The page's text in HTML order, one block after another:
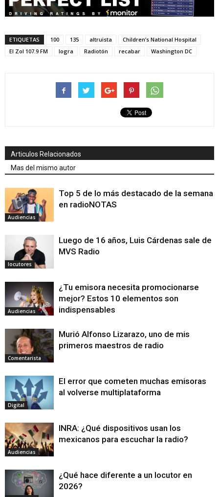
ETIQUETAS 100 135 altruista
Children’s National Hospital
El Zol 107.9 FM
logra Radiotón recabar Washington DC
Articulos Relacionados
Mas del mismo autor
Audiencias
Top 5 de lo más destacado de la semana
en radioNOTAS
locutores
Luego de 16 años, Luis Cárdenas sale de
MVS Radio
Audiencias
¿Tu emisora necesita promocionarse
mejor? Estos 10 elementos son
indispensables
Comentarista
Murió Alfonso Lizarazo, uno de mis
primeros maestros de radio
Digital
El error que cometen muchas emisoras
al volverse multiplataforma
Audiencias
INRA: ¿Qué dispositivos usan los
mexicanos para escuchar la radio?
¿Qué hace diferente a un locutor en
2026?